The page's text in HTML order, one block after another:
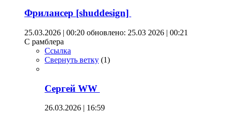
Фрилансер [shuddesign]
25.03.2026 | 00:20 обновлено: 25.03 2026 | 00:21
С рамблера
Ссылка
Свернуть ветку (1)
Сергей WW
26.03.2026 | 16:59